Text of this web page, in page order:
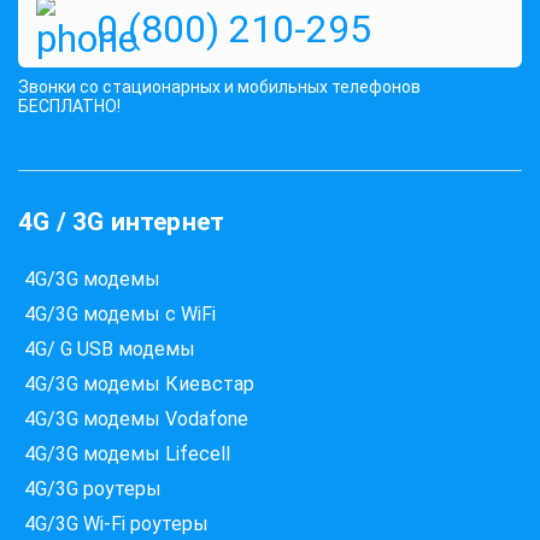
0 (800) 210-295
Звонки со стационарных и мобильных телефонов
БЕСПЛАТНО!
4G / 3G интернет
4G/3G модемы
4G/3G модемы с WiFi
4G/ G USB модемы
4G/3G модемы Киевстар
4G/3G модемы Vodafone
4G/3G модемы Lifecell
4G/3G роутеры
4G/3G Wi-Fi роутеры
Які провайдери працюють
Перевірте доступність інтернету за 30 секунд